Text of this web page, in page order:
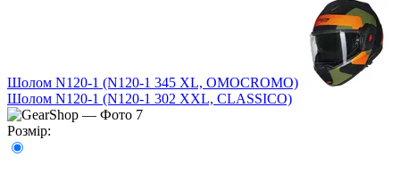
Шолом N120-1 (N120-1 345 XL, OMOCROMO)
Шолом N120-1 (N120-1 302 XXL, CLASSICO)
Розмір: